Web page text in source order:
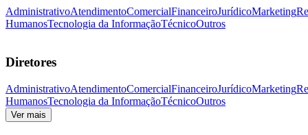
AdministrativoAtendimentoComercialFinanceiroJurídicoMarketing
HumanosTecnologia da InformaçãoTécnicoOutros
Diretores
AdministrativoAtendimentoComercialFinanceiroJurídicoMarketing
HumanosTecnologia da InformaçãoTécnicoOutros
Ver mais